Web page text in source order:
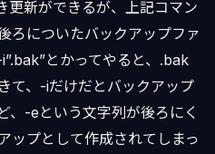
更新ができるが、上記コマン
ろについたバックアップファ
とかってやると、.bak
て、-iだけだとバックアップ
、-eという文字列が後ろにく
ップとして作成されてしまっ